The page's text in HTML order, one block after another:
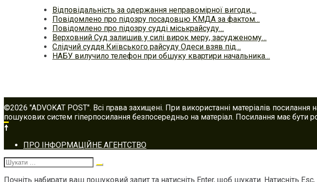
Відповідальність за одержання неправомірної вигоди,…
Повідомлено про підозру посадовцю КМДА за фактом…
Повідомлено про підозру судді міськрайсуду…
Верховний Суд залишив у силі вирок меру, засудженому…
Слідчий суддя Київського райсуду Одеси взяв під…
НАБУ вилучило телефон при обшуку квартири начальника…
©2026 "ADVOKAT POST". Всі права захищені. При використанні матеріалів
пошукових систем гіперпосилання безпосередньо на матеріал. Посилання має бути
Footer
navigation
ПРО ІНФОРМАЦІЙНЕ АГЕНТСТВО
Шукати:
Почніть набирати ваш пошуковий запит та натисніть Enter, щоб шукати. Натисніть